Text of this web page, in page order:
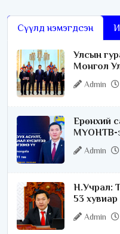
Сүүлд нэмэгдсэн
Улсын
Монгол
Admin
Ерөнхий
МҮОНТВ-
Admin
Н.Учрал:
53 хувиар
Admin